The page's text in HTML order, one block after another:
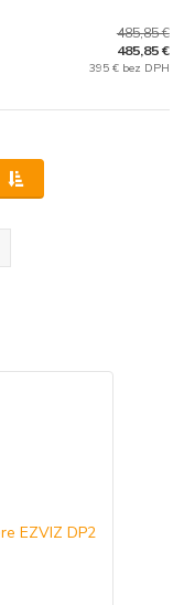
485,85 €
485,85 €
395 € bez DPH